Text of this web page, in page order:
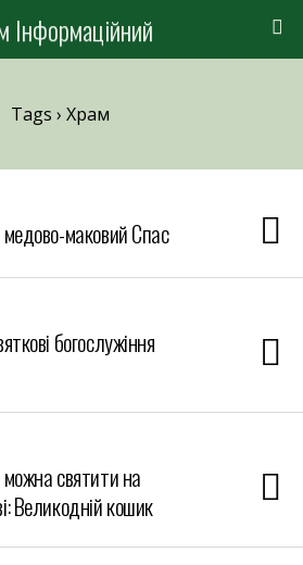
Інформаційний
Tags › Храм
маковий Спас
богослужіння
святити на
Великодній кошик